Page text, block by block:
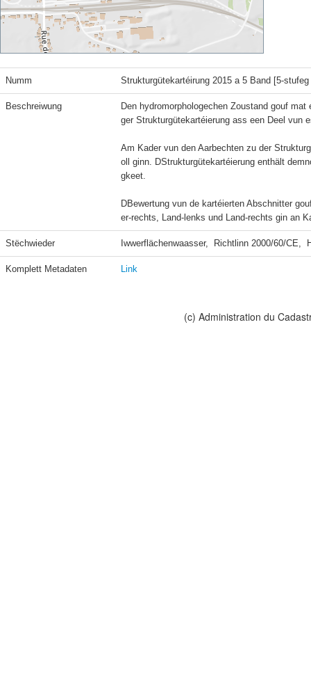
Numm Strukturgütekartéirung 2015 a 5 Band [5-
Beschreiwung
Den hydromorphologechen Zoustand gouf
ger Strukturgütekartéierung ass een Deel vun
Am Kader vun den Aarbechten zu der
oll ginn. DStrukturgütekartéierung enthält
gkeet.
DBewertung vun de kartéierten Abschnitter
er-rechts, Land-lenks und Land-rechts gin an
Stëchwieder Iwwerflächenwaasser,  Richtlinn 2000/60/CE,
Komplett Metadaten Link
(c) Administration du